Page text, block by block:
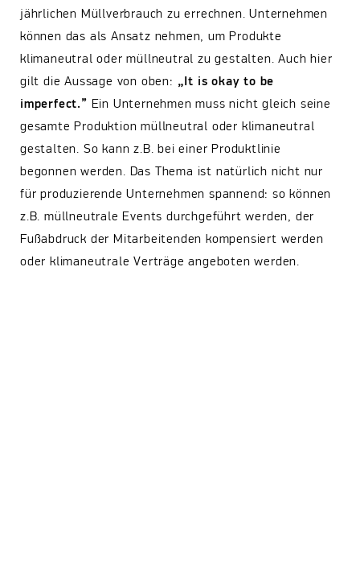
jährlichen Müllverbrauch zu errechnen. Unternehmen
können das als Ansatz nehmen, um Produkte
klimaneutral oder müllneutral zu gestalten. Auch hier
gilt die Aussage von oben: „It is okay to be
imperfect.” Ein Unternehmen muss nicht gleich seine
gesamte Produktion müllneutral oder klimaneutral
gestalten. So kann z.B. bei einer Produktlinie
begonnen werden. Das Thema ist natürlich nicht nur
für produzierende Unternehmen spannend: so können
z.B. müllneutrale Events durchgeführt werden, der
Fußabdruck der Mitarbeitenden kompensiert werden
oder klimaneutrale Verträge angeboten werden.